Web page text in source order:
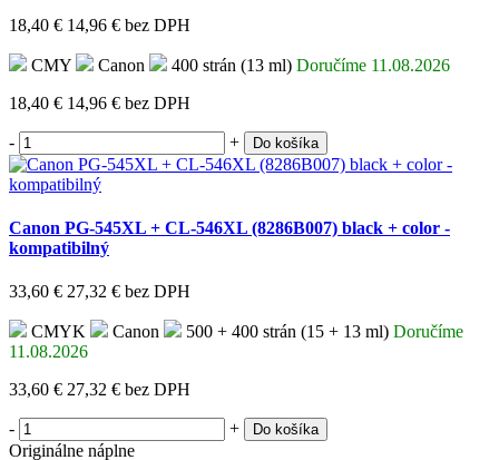
18,40 € 14,96 € bez DPH
CMY Canon 400 strán (13 ml) Doručíme 11.08.2026
18,40 € 14,96 € bez DPH
- + Do košíka
Canon PG-545XL + CL-546XL (8286B007) black + color -
kompatibilný
33,60 € 27,32 € bez DPH
CMYK Canon 500 + 400 strán (15 + 13 ml) Doručíme
11.08.2026
33,60 € 27,32 € bez DPH
- + Do košíka
Originálne náplne